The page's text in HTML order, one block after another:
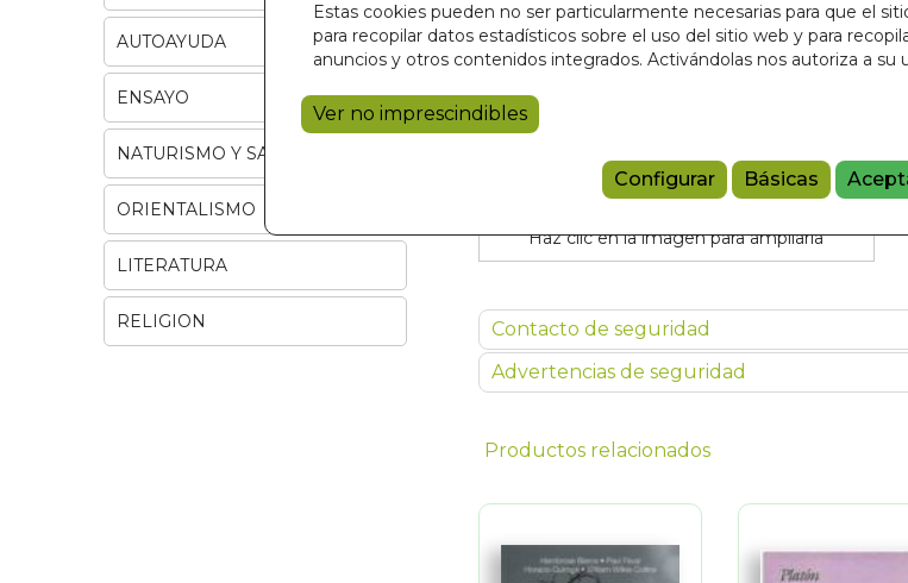
Estas cookies pueden no ser particularmente necesarias para que el
para recopilar datos estadísticos sobre el uso del sitio web y para
anuncios y otros contenidos integrados. Activándolas nos autoriza a
Ver no imprescindibles
Configurar Básicas
Haz clic en la imagen para ampliarla
Contacto de seguridad
Advertencias de seguridad
Productos relacionados
AUTOAYUDA
ENSAYO
NATURISMO Y SALUD
ORIENTALISMO
LITERATURA
RELIGION